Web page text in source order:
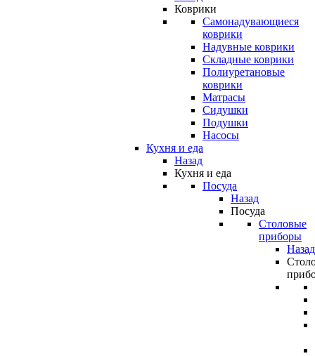
Коврики
Самонадувающиеся
коврики
Надувные коврики
Складные коврики
Полиуретановые
коврики
Матрасы
Сидушки
Подушки
Насосы
Кухня и еда
Назад
Кухня и еда
Посуда
Назад
Посуда
Столовые
приборы
Назад